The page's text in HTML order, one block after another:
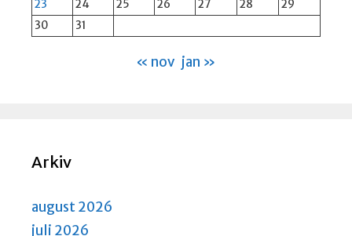
23
24 25 26 27 28
29
30
31
« nov jan »
Arkiv
august 2026
juli 2026